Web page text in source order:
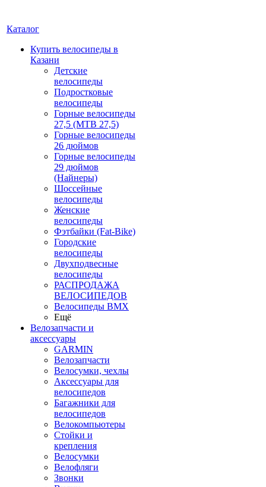
Каталог
Купить велосипеды в
Казани
Детские
велосипеды
Подростковые
велосипеды
Горные велосипеды
27,5 (MTB 27,5)
Горные велосипеды
26 дюймов
Горные велосипеды
29 дюймов
(Найнеры)
Шоссейные
велосипеды
Женские
велосипеды
Фэтбайки (Fat-Bike)
Городские
велосипеды
Двухподвесные
велосипеды
РАСПРОДАЖА
ВЕЛОСИПЕДОВ
Велосипеды BMX
Ещё
Велозапчасти и
аксессуары
GARMIN
Велозапчасти
Велосумки, чехлы
Аксессуары для
велосипедов
Багажники для
велосипедов
Велокомпьютеры
Стойки и
крепления
Велосумки
Велофляги
Звонки